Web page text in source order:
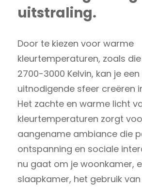
uitstraling.
Door te kiezen voor warme
kleurtemperaturen, zoals
2700-3000 Kelvin, kan je
uitnodigende sfeer creëren
Het zachte en warme licht
kleurtemperaturen zorgt
aangename ambiance die
ontspanning en sociale
nu gaat om je woonkamer,
slaapkamer, het gebruik